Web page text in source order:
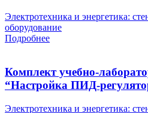
Электротехника и энергетика:
оборудование
Подробнее
Комплект учебно-
“Настройка ПИД-
Электротехника и энергетика: